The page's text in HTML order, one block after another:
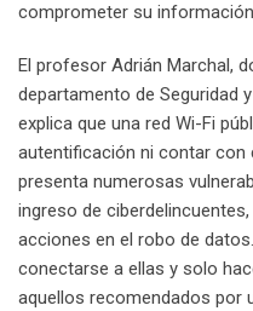
comprometer su
El profesor Adrián Marchal,
departamento de Seguridad
explica que una red Wi-Fi
autentificación ni contar
presenta numerosas
ingreso de
acciones en el robo de
conectarse a ellas y solo
aquellos recomendados por